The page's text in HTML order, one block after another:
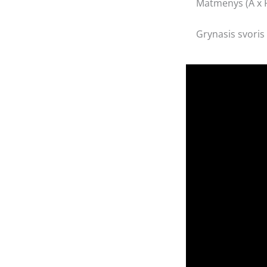
Matmenys (A x
Grynasis svoris